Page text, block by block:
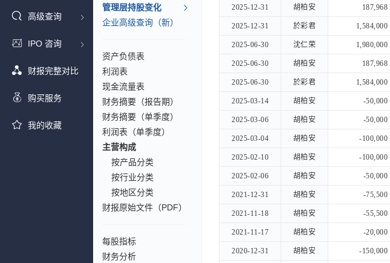
高级查询
IPO 咨询
财报完整对比
购买服务
我的收藏
管理层持股变化
企业高级查询（新）
资产负债表
利润表
现金流量表
财务摘要（报告期）
财务摘要（单季度）
利润表（单季度）
主营构成
按产品分类
按行业分类
按地区分类
财报原始文件（PDF）
每股指标
财务分析
2025-12-31 胡柏安 187,968
2025-12-31 於彩君 1,584,000
2025-06-30 沈仁荣 1,980,000
2025-06-30 胡柏安 187,968
2025-06-30 於彩君 1,584,000
2025-03-14 胡柏安 -50,000
2025-03-06 胡柏安 -50,000
2025-03-04 胡柏安 -100,000
2025-02-10 胡柏安 -100,000
2025-02-06 胡柏安 -50,000
2021-12-31 胡柏安 -75,500
2021-11-18 胡柏安 -55,500
2021-11-17 胡柏安 -20,000
2020-12-31 胡柏安 -150,000
2025-12-31 胡柏安
2025-12-31 於彩君
2025-06-30 沈仁荣
2025-06-30 胡柏安
2025-06-30 於彩君
2025-03-14 胡柏安
2025-03-06 胡柏安
2025-03-04 胡柏安
2025-02-10 胡柏安
2025-02-06 胡柏安
2021-12-31 胡柏安
2021-11-18 胡柏安
2021-11-17 胡柏安
2020-12-31 胡柏安